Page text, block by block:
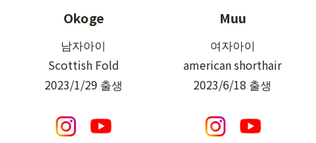
Okoge
남자아이
Scottish Fold
2023/1/29 출생
Muu
여자아이
american shorthair
2023/6/18 출생